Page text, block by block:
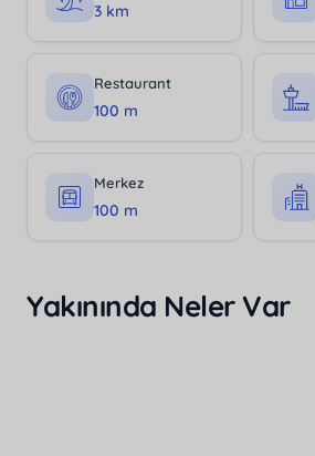
3 km
Restaurant
100 m
Merkez
100 m
Yakınında Neler Var